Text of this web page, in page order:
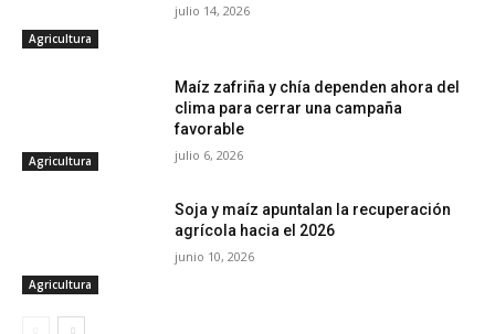
Agricultura
julio 14, 2026
Agricultura
Maíz zafriña y chía dependen ahora del
clima para cerrar una campaña
favorable
julio 6, 2026
Agricultura
Soja y maíz apuntalan la recuperación
agrícola hacia el 2026
junio 10, 2026